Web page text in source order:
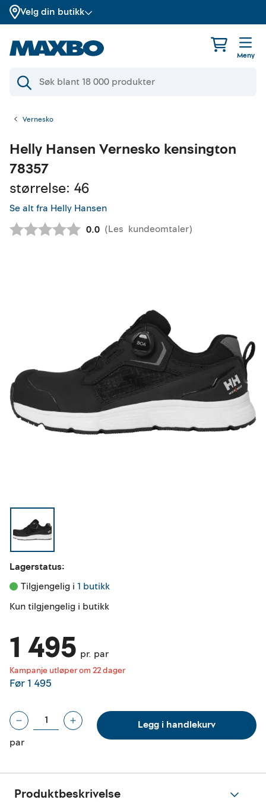
Velg din butikk
Meny
Vernesko
Helly Hansen Vernesko kensington
78357
størrelse: 46
Se alt fra Helly Hansen
Gjennomsnittskarakter:
0.0 (Les kundeomtaler)
Lagerstatus:
Tilgjengelig i 1 butikk
Kun tilgjengelig i butikk
Kampanje utløper om 22 dager
1 495 pr. par
Før1 495
par
Legg i handlekurv
Produktbeskrivelse